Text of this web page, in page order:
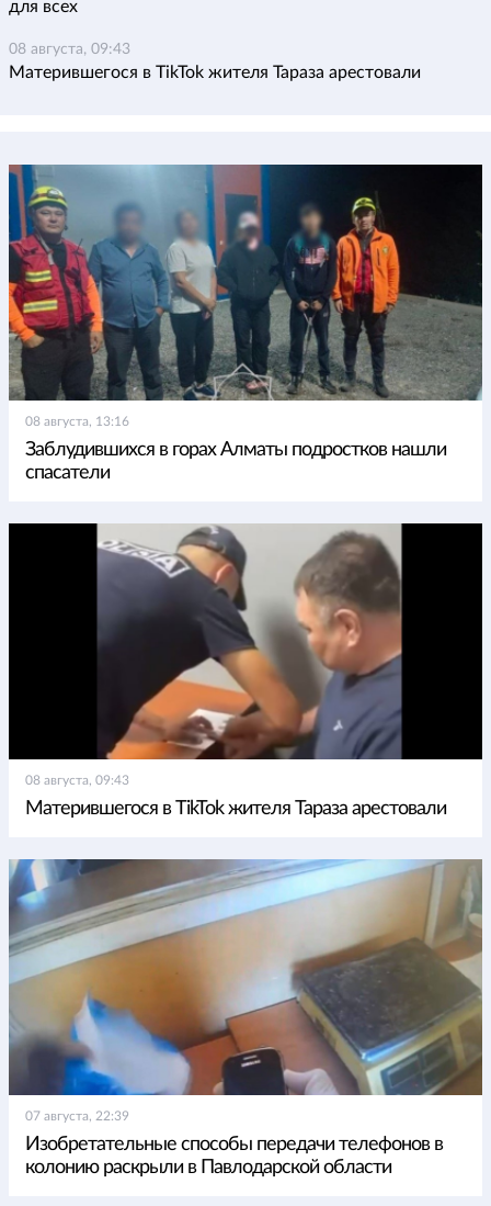
для всех
08 августа, 09:43
Матерившегося в TikTok жителя Тараза арестовали
08 августа, 13:16
Заблудившихся в горах Алматы подростков нашли
спасатели
08 августа, 09:43
Матерившегося в TikTok жителя Тараза арестовали
07 августа, 22:39
Изобретательные способы передачи телефонов в
колонию раскрыли в Павлодарской области